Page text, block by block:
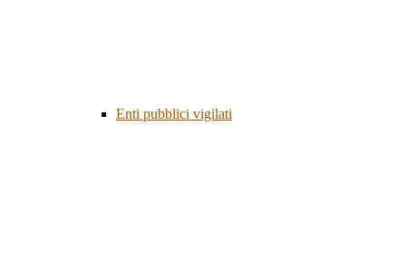
Enti pubblici vigilati